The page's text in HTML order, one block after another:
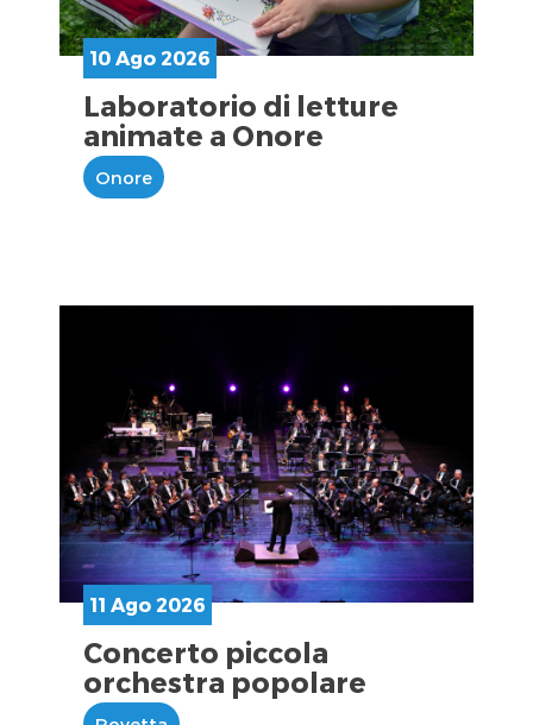
10 Ago 2026
Laboratorio di letture
animate a Onore
Onore
11 Ago 2026
Concerto piccola
orchestra popolare